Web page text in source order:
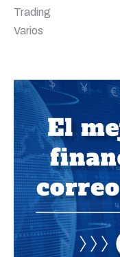
Trading
Varios